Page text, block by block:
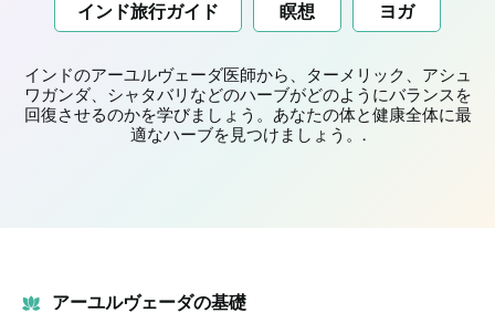
インド旅行ガイド 瞑想 ヨガ
インドのアーユルヴェーダ医師から、ターメリック、アシュ
ワガンダ、シャタバリなどのハーブがどのようにバランスを
回復させるのかを学びましょう。あなたの体と健康全体に最
適なハーブを見つけましょう。.
アーユルヴェーダの基礎